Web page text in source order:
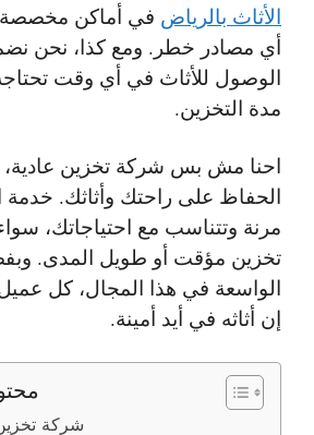
الأثاث بالرياض في أماكن مخصصة
أي مصادر خطر. ومع كذا، نحن
الوصول للأثاث في أي وقت
مدة التخزين.
احنا مش بس شركة تخزين
الحفاظ على راحتك وأثاثك. خدمة
مرنة وتتناسب مع احتياجاتك،
تخزين مؤقت أو طويل المدى.
الواسعة في هذا المجال، كل
إن أثاثه في أيد أمينة.
شركة